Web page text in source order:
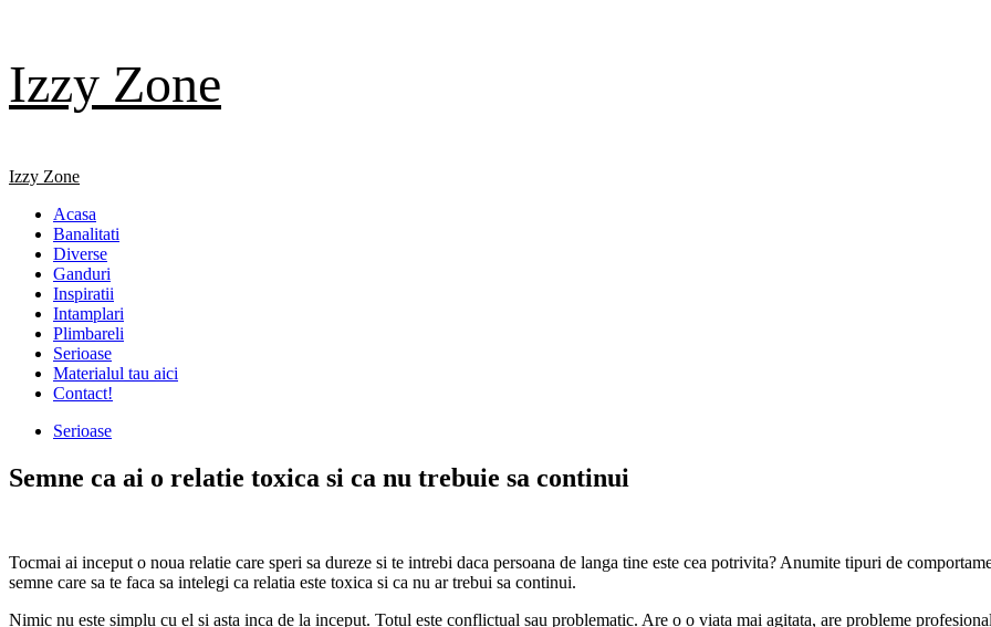
content
Izzy Zone
Primary
Izzy Zone
Acasa
Banalitati
Diverse
Ganduri
Inspiratii
Intamplari
Plimbareli
Serioase
Materialul tau aici
Contact!
Serioase
Semne ca ai o relatie toxica si ca nu trebuie sa continui
Tocmai ai inceput o noua relatie care speri sa dureze si te intrebi daca persoana de langa tine este cea potrivita? Anumite tipuri de
semne care sa te faca sa intelegi ca relatia este toxica si ca nu ar trebui sa continui.
Nimic nu este simplu cu el si asta inca de la inceput. Totul este conflictual sau problematic. Are o o viata mai agitata, are probleme